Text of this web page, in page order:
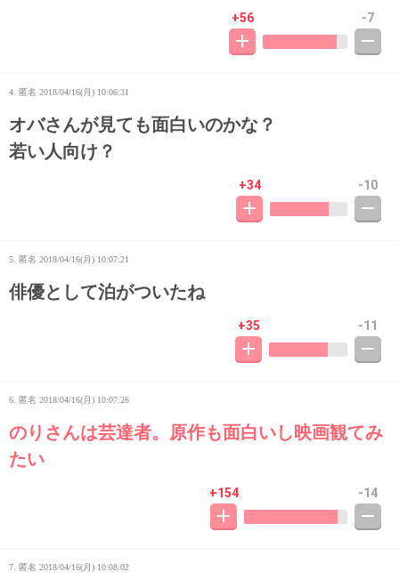
+56 -7
4. 匿名 2018/04/16(月) 10:06:31
オバさんが見ても面白いのかな？
若い人向け？
+34 -10
5. 匿名 2018/04/16(月) 10:07:21
俳優として泊がついたね
+35 -11
6. 匿名 2018/04/16(月) 10:07:26
のりさんは芸達者。原作も面白いし映画観てみ
たい
+154 -14
7. 匿名 2018/04/16(月) 10:08:02